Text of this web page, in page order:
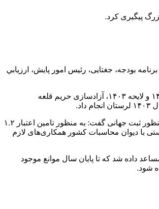
پیگیری کرد.
بودجه، جغتایی، رئيس امور پايش، ارزيابي
استاندار لرستان در این دیدارها پیگیری‌هایی درباره تخصیص اعتبارات پروژه‌های مصوب سفر ریاست جمهوری به لرستان، تخصیص اعتبارات راه‌آهن در سال ۱۴۰۲ و لایحه ۱۴۰۳، آزادسازی حریم قلعه
جانشین سازمان برنامه و بودجه کشور ضمن قول مساعد برای حل مشکل ساخت ساختمان سپاه استان و آزادسازی هرچه سریع‌تر حریم قلعه فلک‌الافلاک به منظور ثبت جهانی گفت: به منظور تامین اعتبار ۱.۲
استانداری لرستان طی نشستی با دیوان محاسبات کشور همکاری‌های لازم
و کسری‌های استان در سال ۱۴۰۲ به ویژه در حوزه کشاورزی قول مساعد داده شد که تا پایان سال موانع موجود